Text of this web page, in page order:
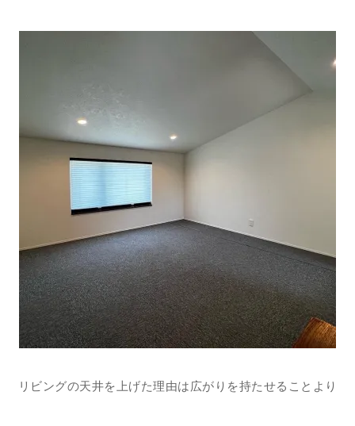
リビングの天井を上げた理由は広がりを持たせることより